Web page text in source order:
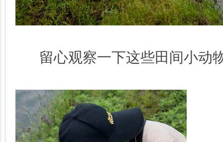
留心观察一下这些田间小动